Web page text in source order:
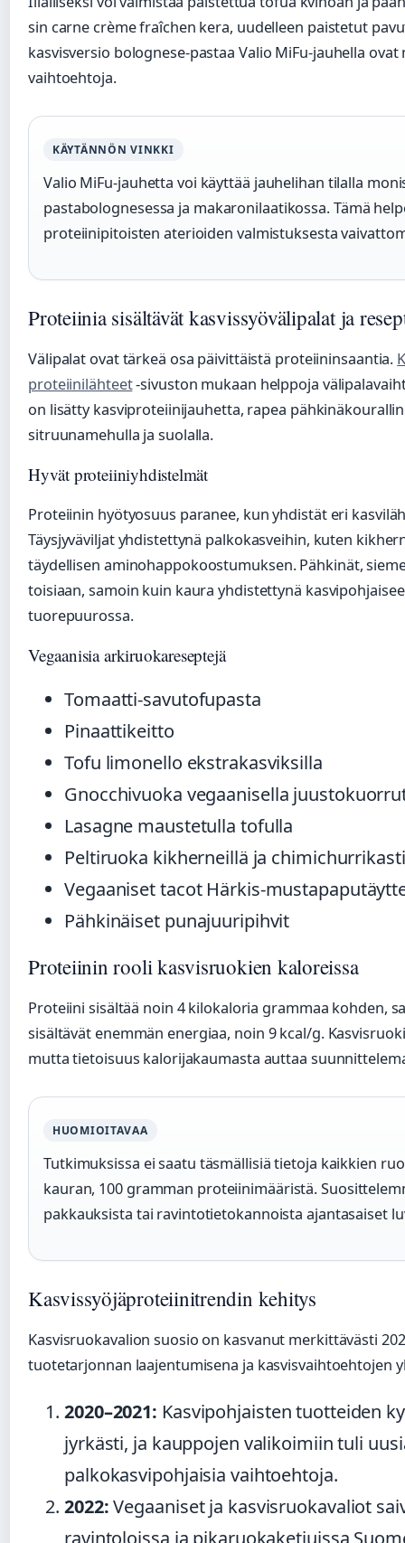
sin carne crème fraîchen kera, uudelleen paistetut
kasvisversio bolognese-pastaa Valio MiFu-jauhella
vaihtoehtoja.
KÄYTÄNNÖN VINKKI
Valio MiFu-jauhetta voi käyttää jauhelihan tilalla
pastabolognesessa ja makaronilaatikossa. Tämä
proteiinipitoisten aterioiden valmistuksesta
Proteiinia sisältävät kasvissyövälipalat ja
Välipalat ovat tärkeä osa päivittäistä proteiininsaantia.
proteiinilähteet-sivuston mukaan helppoja
on lisätty kasviproteiinijauhetta, rapea
sitruunamehulla ja suolalla.
Hyvät proteiiniyhdistelmät
Proteiinin hyötyosuus paranee, kun yhdistät eri
Täysjyväviljat yhdistettynä palkokasveihin, kuten
täydellisen aminohappokoostumuksen. Pähkinät,
toisiaan, samoin kuin kaura yhdistettynä
tuorepuurossa.
Vegaanisia arkiruokareseptejä
Tomaatti-savutofupasta
Pinaattikeitto
Tofu limonello ekstrakasviksilla
Gnocchivuoka vegaanisella
Lasagne maustetulla tofulla
Peltiruoka kikherneillä ja
Vegaaniset tacot Härkis-
Pähkinäiset punajuuripihvit
Proteiinin rooli kasvisruokien kaloreissa
Proteiini sisältää noin 4 kilokaloria grammaa kohden,
sisältävät enemmän energiaa, noin 9 kcal/g.
mutta tietoisuus kalorijakaumasta auttaa
HUOMIOITAVAA
Tutkimuksissa ei saatu täsmällisiä tietoja kaikkien
kauran, 100 gramman proteiinimääristä.
pakkauksista tai ravintotietokannoista ajantasaiset
Kasvissyöjäproteiinitrendin kehitys
Kasvisruokavalion suosio on kasvanut merkittävästi
tuotetarjonnan laajentumisena ja kasvisvaihtoehtojen
2020–2021: Kasvipohjaisten tuotteiden
jyrkästi, ja kauppojen valikoimiin tuli
palkokasvipohjaisia vaihtoehtoja.
2022:Vegaaniset ja kasvisruokavaliot
ravintoloissa ja pikaruokaketjuissa